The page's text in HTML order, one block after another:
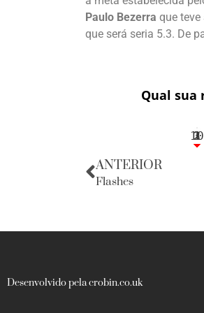
Paulo Bezerra que
que será seria 5.3. De
Qual sua
3
1
1
2
10
ANTERIOR
Flashes
Desenvolvido pela crobin.co.uk